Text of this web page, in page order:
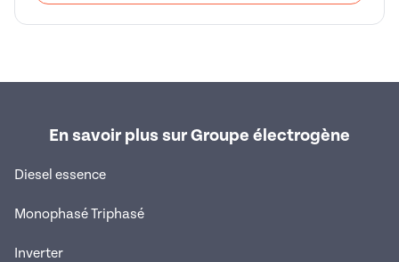
En savoir plus sur Groupe électrogène
Diesel essence
Monophasé Triphasé
Inverter